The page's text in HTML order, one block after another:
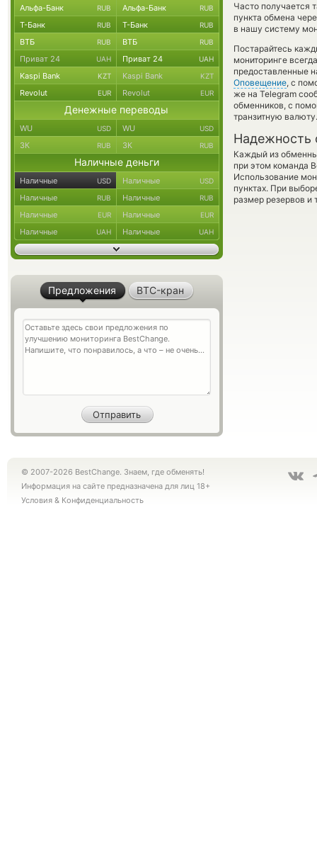
Часто получается
пункта обмена
в нашу систему
Постарайтесь
мониторинге
предоставленные
Оповещение, с
же на Telegram
обменников, с
транзитную валюту.
Надежность
Каждый из
при этом команда
Использование
пунктах. При
размер резервов и
Альфа-Банк RUB Альфа-Банк RUB
Т-Банк RUB Т-Банк RUB
ВТБ RUB ВТБ RUB
Приват 24 UAH Приват 24 UAH
Kaspi Bank KZT Kaspi Bank KZT
Revolut EUR Revolut EUR
Денежные переводы
WU USD WU USD
ЗК RUB ЗК RUB
Наличные деньги
Наличные USD Наличные USD
Наличные RUB Наличные RUB
Наличные EUR Наличные EUR
Наличные UAH Наличные UAH
Предложения BTC-кран
© 2007-2026 BestChange. Знаем, где обменять!
Информация на сайте предназначена для лиц 18+
Условия & Конфиденциальность